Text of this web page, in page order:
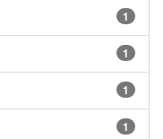
1
1
1
1